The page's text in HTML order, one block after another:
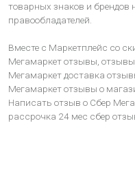
товарных знаков и брендов
правообладателей.
Вместе с Маркетплейс со
Мегамаркет отзывы,
Мегамаркет доставка
Мегамаркет отзывы о
Написать отзыв о Сбер
рассрочка 24 мес сбер